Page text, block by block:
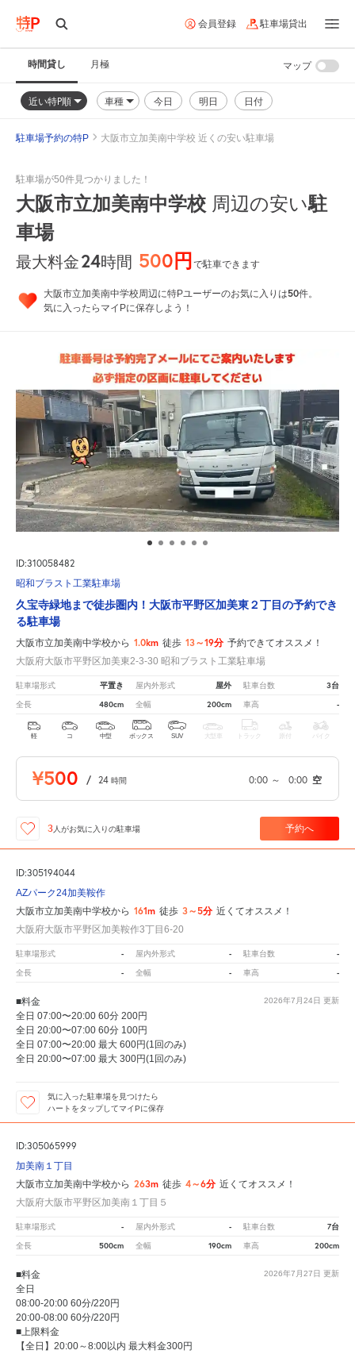
会員登録 駐車場貸出
時間貸し 月極
近い特P順 車種 今日 明日 日付
マップ
駐車場予約の特P 大阪市立加美南中学校 近くの安い駐車場
駐車場が50件見つかりました！
大阪市立加美南中学校 周辺の安い駐
車場
最大料金24時間 500円で駐車できます
大阪市立加美南中学校周辺に特Pユーザーのお気に入りは50件。
気に入ったらマイPに保存しよう！
ID:310058482
昭和ブラスト工業駐車場
久宝寺緑地まで徒歩圏内！大阪市平野区加美東２丁目の予約でき
る駐車場
大阪市立加美南中学校から 1.0km 徒歩 13～19分 予約できてオススメ！
大阪府大阪市平野区加美東2-3-30 昭和ブラスト工業駐車場
駐車場形式 平置き 屋内外形式 屋外 駐車台数 3台
全長 480cm 全幅 200cm 車高 -
軽 コ 中型 ボックス SUV 大型車 トラック 原付 バイク
¥500 / 24 時間 0:00 ～ 0:00 空
3 人がお気に入りの駐車場 予約へ
ID:305194044
AZパーク24加美鞍作
大阪市立加美南中学校から 161m 徒歩 3～5分 近くてオススメ！
大阪府大阪市平野区加美鞍作3丁目6-20
駐車場形式 - 屋内外形式 - 駐車台数 -
全長 - 全幅 - 車高 -
2026年7月24日 更新
■料金
全日 07:00〜20:00 60分 200円
全日 20:00〜07:00 60分 100円
全日 07:00〜20:00 最大 600円(1回のみ)
全日 20:00〜07:00 最大 300円(1回のみ)
気に入った駐車場を見つけたら
ハートをタップしてマイPに保存
ID:305065999
加美南１丁目
大阪市立加美南中学校から 263m 徒歩 4～6分 近くてオススメ！
大阪府大阪市平野区加美南１丁目５
駐車場形式 - 屋内外形式 - 駐車台数 7台
全長 500cm 全幅 190cm 車高 200cm
2026年7月27日 更新
■料金
全日
08:00-20:00 60分/220円
20:00-08:00 60分/220円
■上限料金
【全日】20:00～8:00以内 最大料金300円